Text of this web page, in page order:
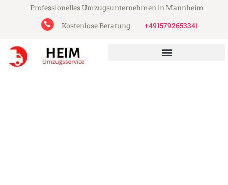
Professionelles Umzugsunternehmen in Mannheim
Kostenlose Beratung:
+4915792653341